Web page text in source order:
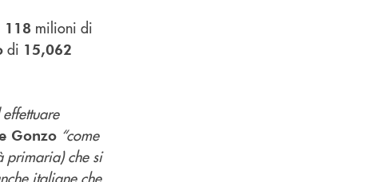
118 milioni di
di 15,062
Gonzo “come
primaria) che si
italiane che